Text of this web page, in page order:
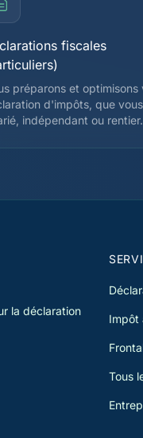
fiscales
préparons et optimisons
d'impôts, que
indépendant ou
admises par
charge fiscale. Chaque
la déclaration
Impôt
Tous